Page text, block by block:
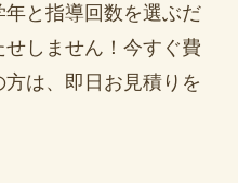
と指導回数を選ぶだ
しません！今すぐ費
は、即日お見積りを